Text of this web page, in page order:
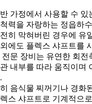
가정에서 사용할 수 있
력을 자랑하는 정읍하
히 막혀버린 경우에 유
에도 플렉스 샤프트를
전문 장비는 유연한 회
내부를 따라 움직이며
음식물 찌꺼기나 경화
스 샤프트로 기계적으